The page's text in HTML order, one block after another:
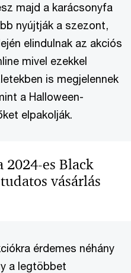
majd a karácsonyfa
nyújtják a szezont,
elindulnak az akciós
mivel ezekkel
is megjelennek
a Halloween-
elpakolják.
2024-es Black
vásárlás
érdemes néhány
a legtöbbet